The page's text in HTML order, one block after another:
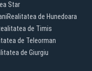
Star
Realitatea de Hunedoara
de Timis
de Teleorman
de Giurgiu